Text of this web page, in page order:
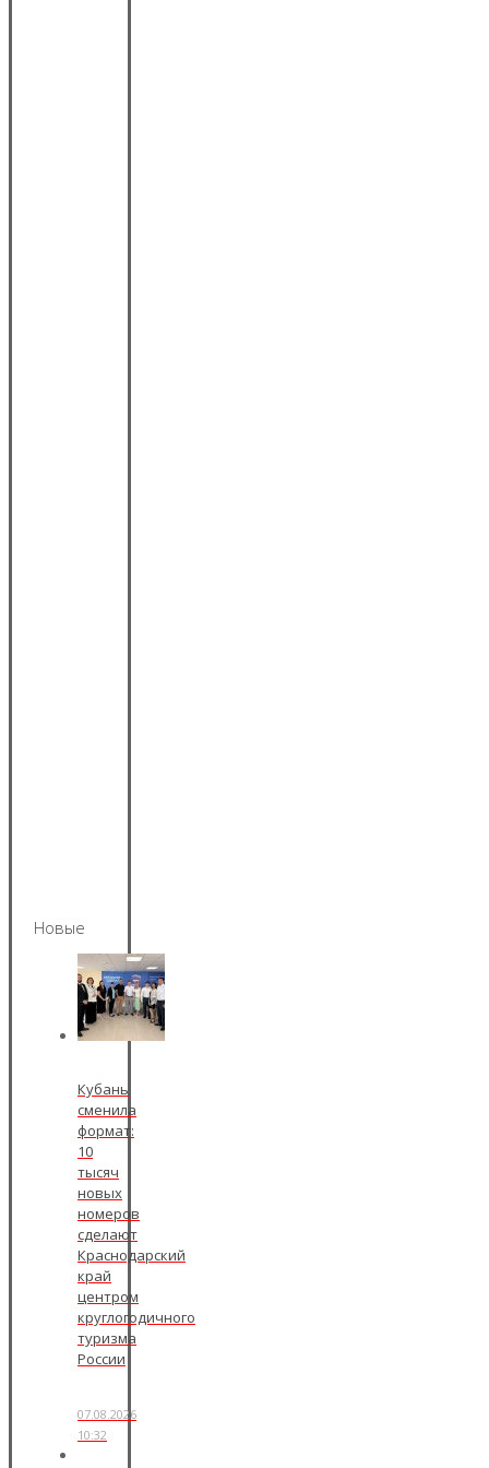
Новые
Кубань
сменила
формат:
10
тысяч
новых
номеров
сделают
Краснодарский
край
центром
круглогодичного
туризма
России
07.08.2026
10:32